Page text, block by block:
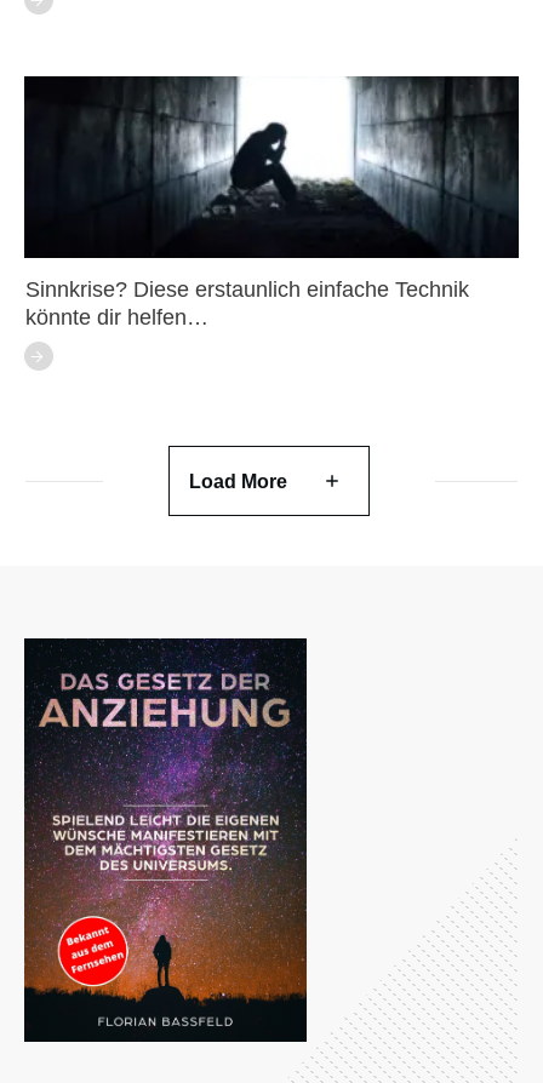
Sinnkrise? Diese erstaunlich einfache Technik
könnte dir helfen…
Load More